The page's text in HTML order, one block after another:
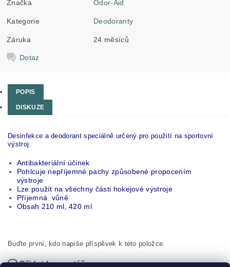
Značka Odor-Aid
Kategorie Deodoranty
Záruka 24 měsíců
Dotaz
POPIS
DISKUZE
Desinfekce a deodorant speciálně určený pro použití na sportovní
výstroj.
Antibakteriální účinek
Pohlcuje nepříjemné pachy způsobené propocením
výstroje
Lze použít na všechny části hokejové výstroje
Příjemná vůně
Obsah 210 ml, 420 ml
Buďte první, kdo napíše příspěvek k této položce.
Přidat komentář